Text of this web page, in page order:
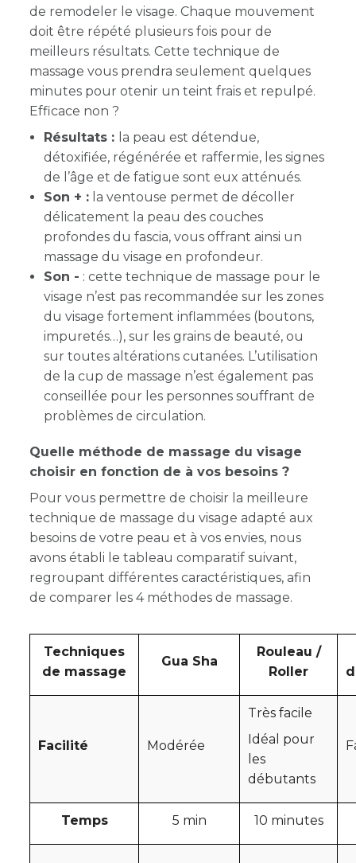
de remodeler le visage. Chaque mouvement
doit être répété plusieurs fois pour de
meilleurs résultats. Cette technique de
massage vous prendra seulement quelques
minutes pour otenir un teint frais et repulpé.
Efficace non ?
Résultats : la peau est détendue,
détoxifiée, régénérée et raffermie, les signes
de l’âge et de fatigue sont eux atténués.
Son + : la ventouse permet de décoller
délicatement la peau des couches
profondes du fascia, vous offrant ainsi un
massage du visage en profondeur.
Son - : cette technique de massage pour le
visage n’est pas recommandée sur les zones
du visage fortement inflammées (boutons,
impuretés…), sur les grains de beauté, ou
sur toutes altérations cutanées. L’utilisation
de la cup de massage n’est également pas
conseillée pour les personnes souffrant de
problèmes de circulation.
Quelle méthode de massage du visage
choisir en fonction de à vos besoins ?
Pour vous permettre de choisir la meilleure
technique de massage du visage adapté aux
besoins de votre peau et à vos envies, nous
avons établi le tableau comparatif suivant,
regroupant différentes caractéristiques, afin
de comparer les 4 méthodes de massage.
Techniques
de massage
Gua Sha
Rouleau /
Roller
Facilité Modérée
Très facile
Idéal pour
les
débutants
Temps 5 min 10 minutes